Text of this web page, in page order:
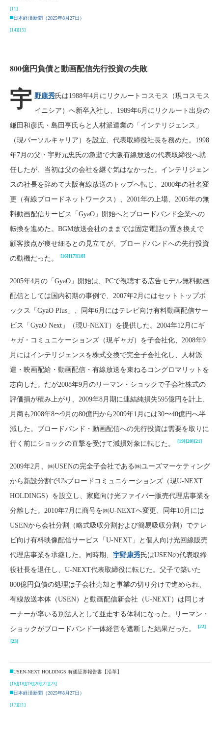
[11]
日本経済新聞（2025年8月27日）
[14][15]
800億円負債と動画配信先行投資の失敗
宇 野康秀氏は1988年4月にリクルートコスモス（現コスモス
イニシア）へ新卒入社し、1989年6月にリクルート出身の
鎌田和彦氏・島田亨氏らと人材派遣業の「インテリジェンス」
（現パーソルキャリア）を設立、代表取締役社長を務めた。1998
年7月の父・宇野元忠氏の急逝で大阪有線放送の代表取締役へ就
任したが、当初は父の会社を継ぐ気はなかった。インテリジェン
スの社長を辞めて大阪有線放送のトップへ転じ、2000年の社名変
更（有線ブロードネットワークス）、2001年の上場、2005年の無
料動画配信サービス「GyaO」開始へとブロードバンド企業への
転換を進めた。BGM放送会社のままでは固定電話の置き換えで
顧客接点が痩せ細るとの見立てが、ブロードバンドへの先行投資
の動機だった。
[16][17][18]
2005年4月の「GyaO」開始は、PCで視聴する広告モデル無料動画
配信としては国内初期の事例で、2007年2月にはセットトップボ
ックス「GyaO Plus」、同年6月にはテレビ向け有料動画配信サー
ビス「GyaO Next」（現U-NEXT）を提供した。2004年12月にギ
ャガ・コミュニケーションズ（現ギャガ）を子会社化、2008年9
月にはインテリジェンスを株式交換で完全子会社化し、人材派
遣・映画配給・動画配信・有線放送を束ねるコングロマリットを
志向した。だが2008年9月のリーマン・ショックで子会社株式の
評価損が積み上がり、2009年8月期に連結純損失595億円を計上、
月商も2008年8〜9月の80億円から2009年1月には30〜40億円へ半
減した。ブロードバンド・動画配信への先行投資は需要を取りに
行く前にショックの直撃を受けて減損対象に転じた。
[19][20][21]
2009年2月、㈱USENの完全子会社である㈱ユーズマーケティング
から新設分割でU'sブロードコミュニケーションズ（現U-NEXT
HOLDINGS）を設立し、家庭向け光ファイバー販売代理店事業を
分離した。2010年7月に商号を㈱U-NEXTへ変更、同年10月には
USENから会社分割（略式吸収分割および簡易吸収分割）でテレ
ビ向け有料映像配信サービス「U-NEXT」と個人向け光回線販売
代理店事業を承継した。同時期、 宇野康秀氏はUSENの代表取締
役社長を退任し、U-NEXT代表取締役に転じた。父子で築いた
800億円負債の処理は子会社売却と事業の切り分けで進められ、
有線放送本体（USEN）と動画配信新会社（U-NEXT）は同じオ
ーナーが率いる別法人として並走する体制になった。リーマン・
ショックがブロードバンド一体経営を遮断した結果だった。
[22]
[23]
USEN-NEXT HOLDINGS 有価証券報告書【沿革】
[16][18][19][20][22][23]
日本経済新聞（2025年8月27日）
[17][21]